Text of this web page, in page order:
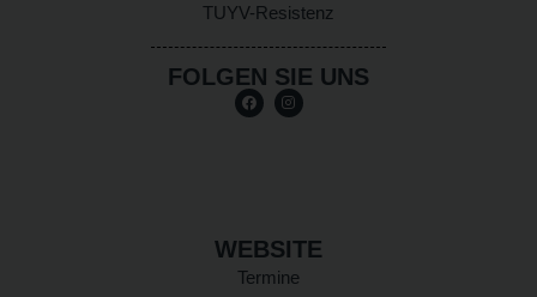
TUYV-Resistenz
FOLGEN SIE UNS
WEBSITE
Termine